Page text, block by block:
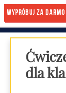
Wypróbuj za darmo
Start
NASZA METODA
OPINIEdla